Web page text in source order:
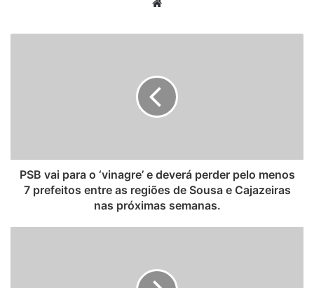
b
PSB vai para o ‘vinagre’ e deverá perder pelo menos
7 prefeitos entre as regiões de Sousa e Cajazeiras
nas próximas semanas.